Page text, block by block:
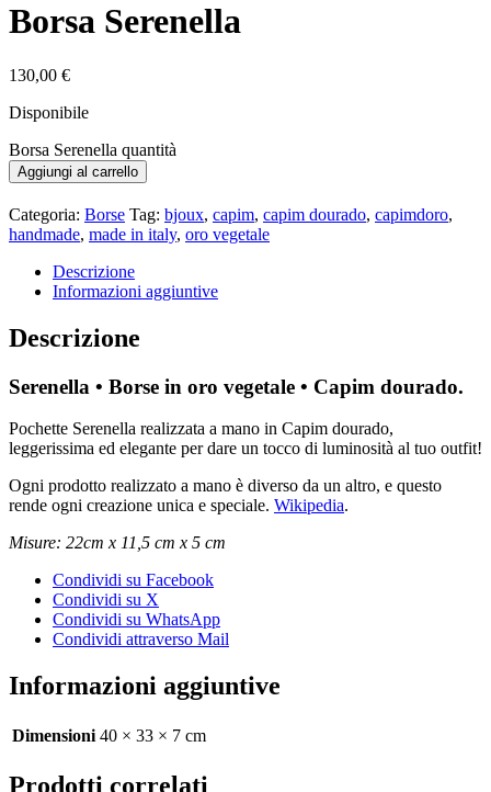
Borsa Serenella
130,00 €
Disponibile
Borsa Serenella quantità
Aggiungi al carrello
Categoria: Borse Tag: bjoux, capim, capim dourado, capimdoro,
handmade, made in italy, oro vegetale
Descrizione
Informazioni aggiuntive
Descrizione
Serenella • Borse in oro vegetale • Capim dourado.
Pochette Serenella realizzata a mano in Capim dourado,
leggerissima ed elegante per dare un tocco di luminosità al tuo outfit!
Ogni prodotto realizzato a mano è diverso da un altro, e questo
rende ogni creazione unica e speciale. Wikipedia.
Misure: 22cm x 11,5 cm x 5 cm
Condividi su Facebook
Condividi su X
Condividi su WhatsApp
Condividi attraverso Mail
Informazioni aggiuntive
Dimensioni 40 × 33 × 7 cm
Prodotti correlati